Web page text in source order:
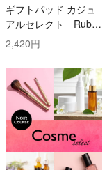
ギフトパッド カジュ
アルセレクト Ruby
(ルビー)コース
2,420円